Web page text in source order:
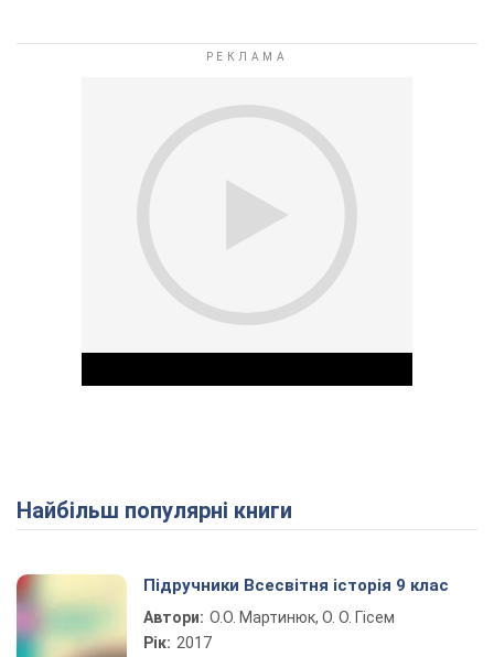
Play Video
Найбільш популярні книги
Підручники Всесвітня історія 9 клас
Автори: О.О. Мартинюк, О. О. Гісем
Рік: 2017